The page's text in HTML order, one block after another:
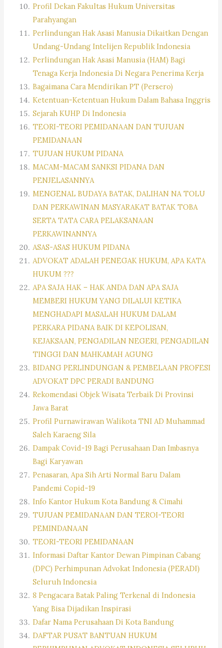
Profil Dekan Fakultas Hukum Universitas
Parahyangan
Perlindungan Hak Asasi Manusia Dikaitkan Dengan
Undang-Undang Intelijen Republik Indonesia
Perlindungan Hak Asasi Manusia (HAM) Bagi
Tenaga Kerja Indonesia Di Negara Penerima Kerja
Bagaimana Cara Mendirikan PT (Persero)
Ketentuan-Ketentuan Hukum Dalam Bahasa Inggris
Sejarah KUHP Di Indonesia
TEORI-TEORI PEMIDANAAN DAN TUJUAN
PEMIDANAAN
TUJUAN HUKUM PIDANA
MACAM-MACAM SANKSI PIDANA DAN
PENJELASANNYA
MENGENAL BUDAYA BATAK, DALIHAN NA TOLU
DAN PERKAWINAN MASYARAKAT BATAK TOBA
SERTA TATA CARA PELAKSANAAN
PERKAWINANNYA
ASAS-ASAS HUKUM PIDANA
ADVOKAT ADALAH PENEGAK HUKUM, APA KATA
HUKUM ???
APA SAJA HAK – HAK ANDA DAN APA SAJA
MEMBERI HUKUM YANG DILALUI KETIKA
MENGHADAPI MASALAH HUKUM DALAM
PERKARA PIDANA BAIK DI KEPOLISAN,
KEJAKSAAN, PENGADILAN NEGERI, PENGADILAN
TINGGI DAN MAHKAMAH AGUNG
BIDANG PERLINDUNGAN & PEMBELAAN PROFESI
ADVOKAT DPC PERADI BANDUNG
Rekomendasi Objek Wisata Terbaik Di Provinsi
Jawa Barat
Profil Purnawirawan Walikota TNI AD Muhammad
Saleh Karaeng Sila
Dampak Covid-19 Bagi Perusahaan Dan Imbasnya
Bagi Karyawan
Penasaran, Apa Sih Arti Normal Baru Dalam
Pandemi Copid-19
Info Kantor Hukum Kota Bandung & Cimahi
TUJUAN PEMIDANAAN DAN TEROI-TEORI
PEMINDANAAN
TEORI-TEORI PEMIDANAAN
Informasi Daftar Kantor Dewan Pimpinan Cabang
(DPC) Perhimpunan Advokat Indonesia (PERADI)
Seluruh Indonesia
8 Pengacara Batak Paling Terkenal di Indonesia
Yang Bisa Dijadikan Inspirasi
Dafar Nama Perusahaan Di Kota Bandung
DAFTAR PUSAT BANTUAN HUKUM